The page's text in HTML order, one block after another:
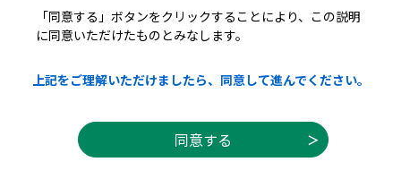
本システムを利用して申請・届出等手続を
要です。このことを前提に、構成団体は本シ
ステムのサービスを提供します。本システム
「同意する」ボタンをクリックすることにより、この説明
に同意いただけたものとみなします。
上記をご理解いただけましたら、同意して進んでください。